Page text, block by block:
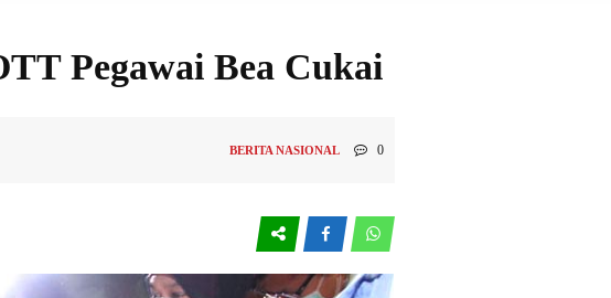
Pegawai Bea Cukai
BERITA NASIONAL 0